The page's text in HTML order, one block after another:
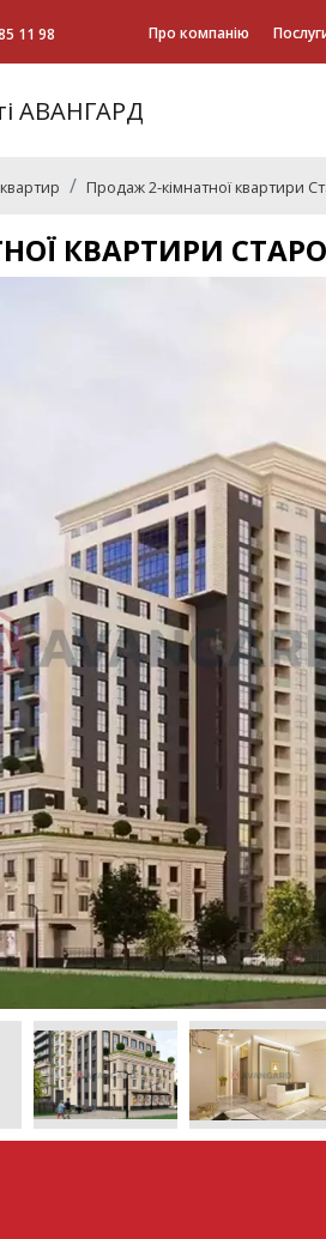
11 98 Про компанію
Продаж 2-кімнатної квартири
КВАРТИРИ